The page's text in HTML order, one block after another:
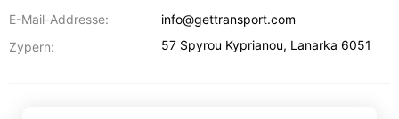
E-Mail-Addresse:
info@gettransport.com
Zypern:
57 Spyrou Kyprianou, Lanarka 6051